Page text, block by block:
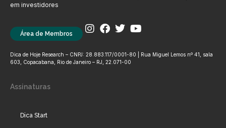
em investidores
Área de Membros
Dica de Hoje Research – CNPJ: 28.883.117/0001-80 | Rua Miguel Lemos nº 41, sala
603, Copacabana, Rio de Janeiro – RJ, 22.071-00
Assinaturas
Dica Start